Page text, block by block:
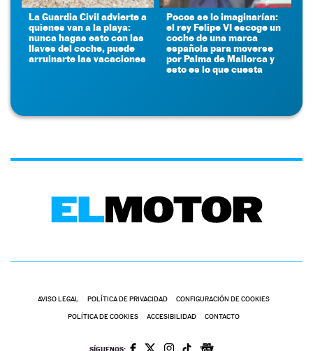
La Guardia Civil advierte a
quienes van a la playa:
nunca hagas esto con las
llaves del coche, puede
arruinarte las vacaciones
Pocos se lo imaginarían:
el rey Felipe VI escoge un
coche de una marca
española para moverse
por Palma de Mallorca y
esto es lo que cuesta
AVISO LEGAL POLÍTICA DE PRIVACIDAD CONFIGURACIÓN DE COOKIES
POLÍTICA DE COOKIES ACCESIBILIDAD CONTACTO
SÍGUENOS: